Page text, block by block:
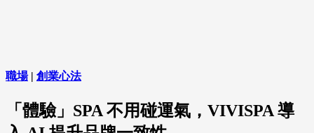
職場| 創業心法
「體驗」SPA 不用碰運氣，VIVISPA 導